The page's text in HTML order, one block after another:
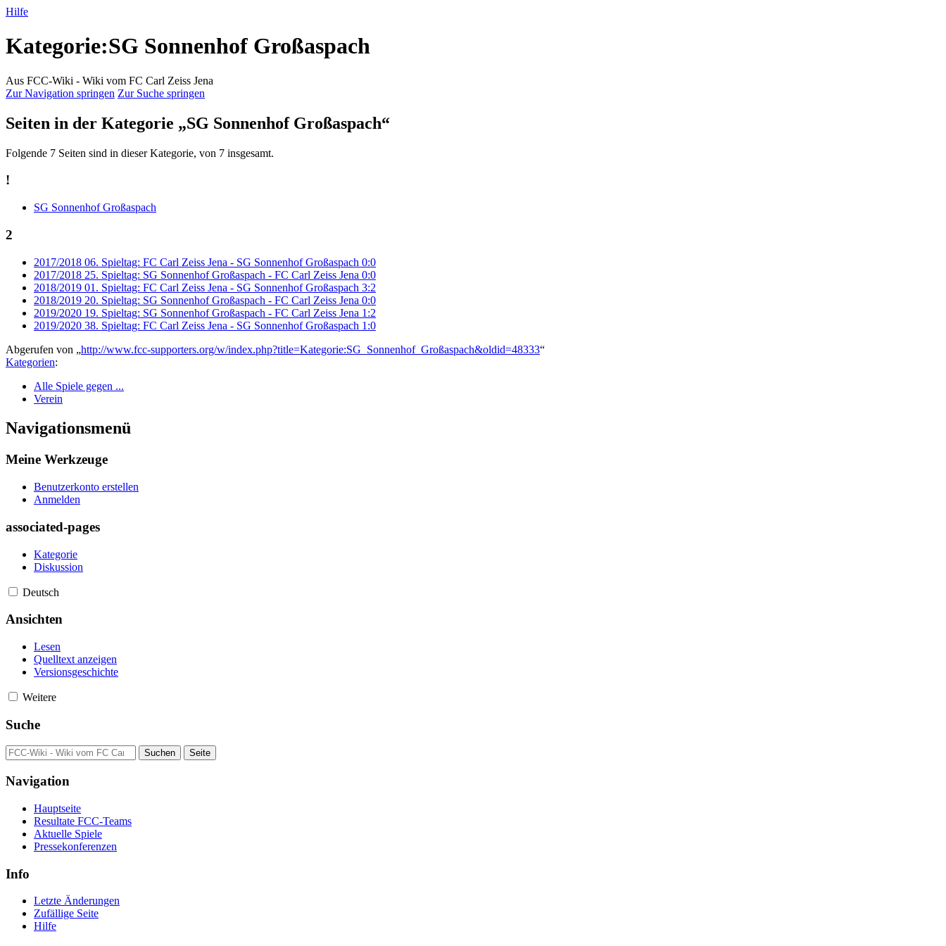
Hilfe
Kategorie:SG Sonnenhof Großaspach
Aus FCC-Wiki - Wiki vom FC Carl Zeiss Jena
Zur Navigation springen Zur Suche springen
Seiten in der Kategorie „SG Sonnenhof Großaspach“
Folgende 7 Seiten sind in dieser Kategorie, von 7 insgesamt.
!
SG Sonnenhof Großaspach
2
2017/2018 06. Spieltag: FC Carl Zeiss Jena - SG Sonnenhof Großaspach 0:0
2017/2018 25. Spieltag: SG Sonnenhof Großaspach - FC Carl Zeiss Jena 0:0
2018/2019 01. Spieltag: FC Carl Zeiss Jena - SG Sonnenhof Großaspach 3:2
2018/2019 20. Spieltag: SG Sonnenhof Großaspach - FC Carl Zeiss Jena 0:0
2019/2020 19. Spieltag: SG Sonnenhof Großaspach - FC Carl Zeiss Jena 1:2
2019/2020 38. Spieltag: FC Carl Zeiss Jena - SG Sonnenhof Großaspach 1:0
Abgerufen von „http://www.fcc-supporters.org/w/index.php?title=Kategorie:SG_Sonnenhof_Großaspach&oldid=48333“
Kategorien:
Alle Spiele gegen ...
Verein
Navigationsmenü
Meine Werkzeuge
Benutzerkonto erstellen
Anmelden
associated-pages
Kategorie
Diskussion
Deutsch
Ansichten
Lesen
Quelltext anzeigen
Versionsgeschichte
Weitere
Suche
Navigation
Hauptseite
Resultate FCC-Teams
Aktuelle Spiele
Pressekonferenzen
Info
Letzte Änderungen
Zufällige Seite
Hilfe